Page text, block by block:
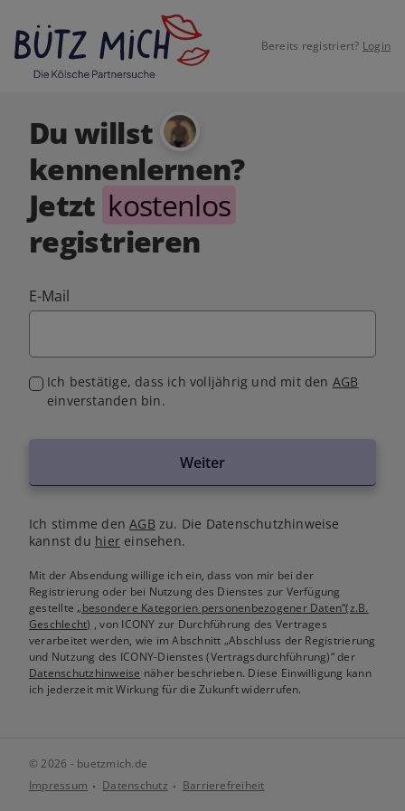
Bereits registriert? Login
Du willst
kennenlernen?
Jetzt kostenlos
registrieren
E-Mail
Ich bestätige, dass ich volljährig und mit den AGB
einverstanden bin.
Weiter
Ich stimme denAGB zu. Die Datenschutzhinweise
kannst du hiereinsehen.
Mit der Absendung willige ich ein, dass von mir bei der
Registrierung oder bei Nutzung des Dienstes zur Verfügung
gestellte„besondere Kategorien personenbezogener Daten“(z.B.
Geschlecht) , von ICONY zur Durchführung des Vertrages
verarbeitet werden, wie im Abschnitt „Abschluss der Registrierung
und Nutzung des ICONY-Dienstes (Vertragsdurchführung)“ der
Datenschutzhinweise näher beschrieben. Diese Einwilligung kann
ich jederzeit mit Wirkung für die Zukunft widerrufen.
© 2026 - buetzmich.de
Impressum
Datenschutz Barrierefreiheit